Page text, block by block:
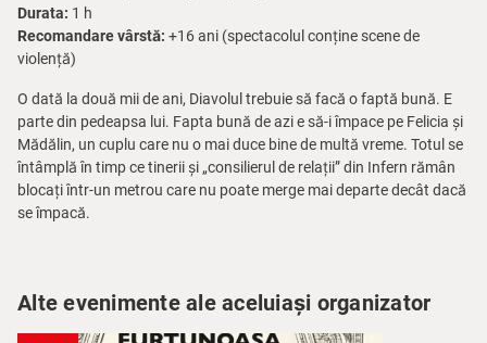
Durata: 1 h
Recomandare vârstă: +16 ani (spectacolul conține scene de
violență)
O dată la două mii de ani, Diavolul trebuie să facă o faptă bună. E
parte din pedeapsa lui. Fapta bună de azi e să-i împace pe Felicia și
Mădălin, un cuplu care nu o mai duce bine de multă vreme. Totul se
întâmplă în timp ce tinerii și „consilierul de relații” din Infern rămân
blocați într-un metrou care nu poate merge mai departe decât dacă
se împacă.
Alte evenimente ale aceluiași organizator